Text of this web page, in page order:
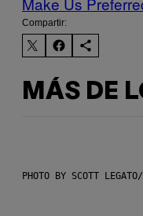
Compartir:
MÁS DE
PHOTO BY SCOTT